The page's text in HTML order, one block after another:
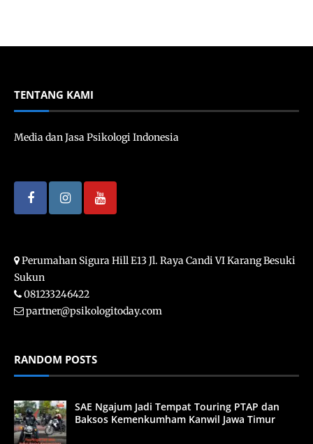
TENTANG KAMI
Media dan Jasa Psikologi Indonesia
Perumahan Sigura Hill E13 Jl. Raya Candi VI Karang Besuki
Sukun
081233246422
partner@psikologitoday.com
RANDOM POSTS
SAE Ngajum Jadi Tempat Touring PTAP dan
Baksos Kemenkumham Kanwil Jawa Timur